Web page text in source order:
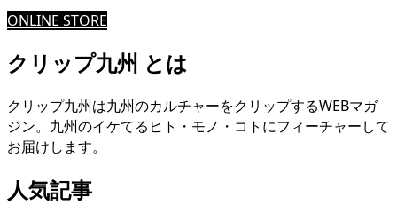
ONLINE STORE
クリップ九州 とは
クリップ九州は九州のカルチャーをクリップするWEBマガ
ジン。九州のイケてるヒト・モノ・コトにフィーチャーして
お届けします。
人気記事